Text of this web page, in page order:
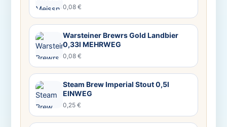
0,08 €
Warsteiner Brewrs Gold Landbier
0,33l MEHRWEG
0,08 €
Steam Brew Imperial Stout 0,5l
EINWEG
0,25 €